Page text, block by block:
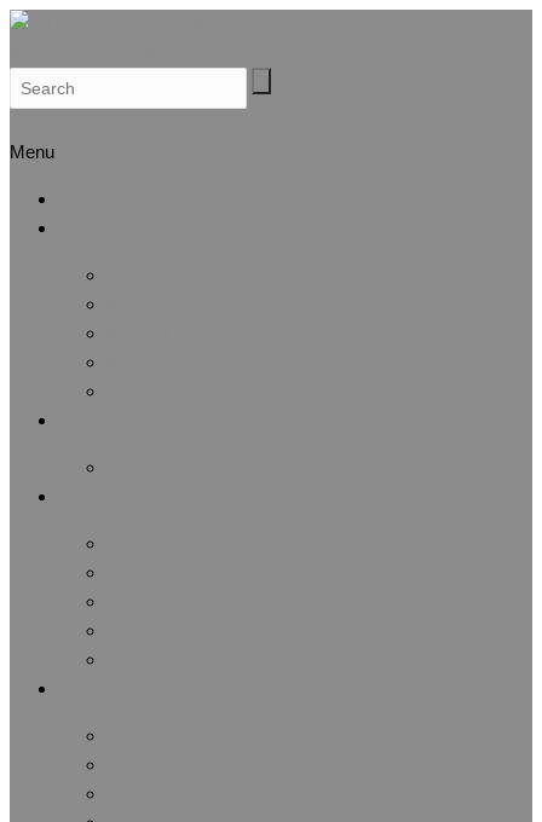
Menu